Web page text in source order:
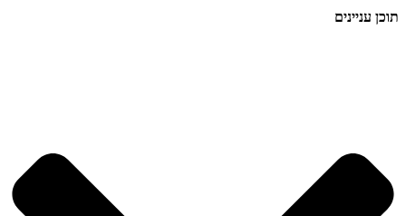
תוכן עניינים